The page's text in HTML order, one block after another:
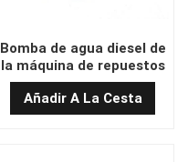
Bomba de agua diesel de
la máquina de repuestos
de la carretilla elevadora
para hangcha chaochai
6102a
Añadir A La Cesta